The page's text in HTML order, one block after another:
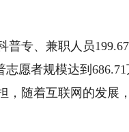
专、兼职人员
愿者规模达到
随着互联网的发展